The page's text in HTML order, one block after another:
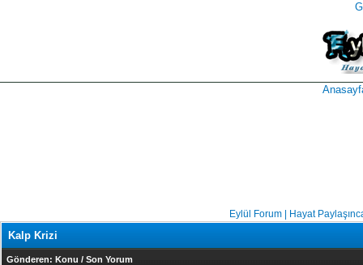
Eylül Forum | Hayat
Kalp Krizi
Gönderen: Konu / Son Yorum